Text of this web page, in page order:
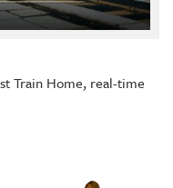
Train Home, real-time